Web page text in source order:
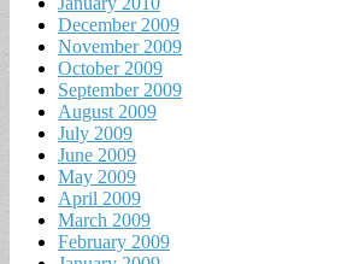
December 2009
November 2009
October 2009
September 2009
August 2009
July 2009
June 2009
May 2009
April 2009
March 2009
February 2009